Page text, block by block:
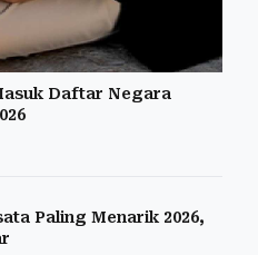
Daftar Negara
Paling Menarik 2026,